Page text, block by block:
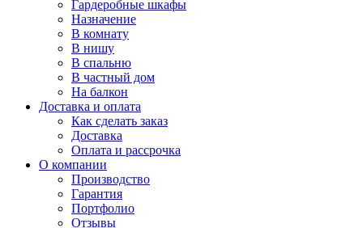
Гардеробные шкафы
Назначение
В комнату
В нишу
В спальню
В частный дом
На балкон
Доставка и оплата
Как сделать заказ
Доставка
Оплата и рассрочка
О компании
Производство
Гарантия
Портфолио
Отзывы